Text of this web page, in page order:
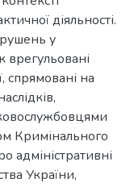
діяльності.
у
врегульовані
спрямовані на
Кримінального
адміністративні
України,